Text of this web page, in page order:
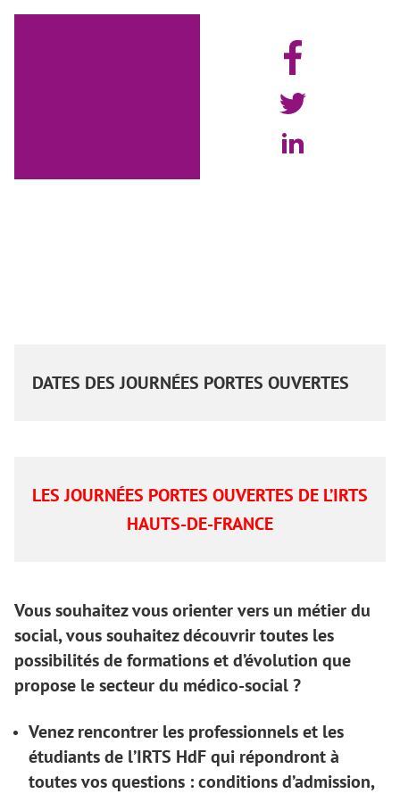
DATES DES JOURNÉES PORTES OUVERTES
LES JOURNÉES PORTES OUVERTES DE L’IRTS
HAUTS-DE-FRANCE
Vous souhaitez vous orienter vers un métier du
social, vous souhaitez découvrir toutes les
possibilités de formations et d’évolution que
propose le secteur du médico-social ?
Venez rencontrer les professionnels et les
étudiants de l’IRTS HdF qui répondront à
toutes vos questions : conditions d’admission,